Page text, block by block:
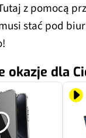
z pomocą
stać pod
okazje dla